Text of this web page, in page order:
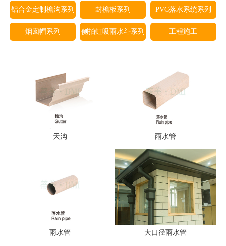
铝合金定制檐沟系列 封檐板系列 PVC落水系统系列
烟囱帽系列 侧拍虹吸雨水斗系列 工程施工
天沟 雨水管
雨水管 大口径雨水管